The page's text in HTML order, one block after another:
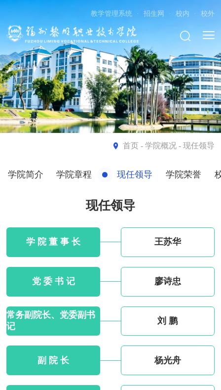
教学管理系统 · 招生网 · 校内 · 校外
首页- 学院概况 - 现任领导
学院简介 学院章程 现任领导 学院荣誉
现任领导
学 院 董 事 长 王苏华
党 委 书 记 廖诗忠
常务副院长、党委副书
记
刘 鹏
副 院 长 杨光舟